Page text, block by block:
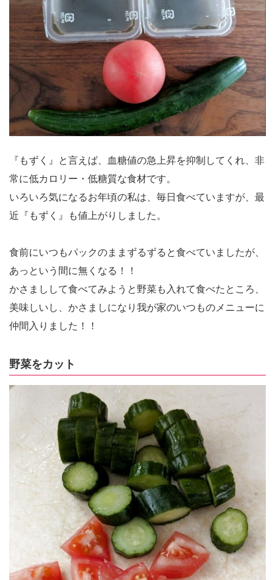
『もずく』と言えば、血糖値の急上昇を抑制してくれ、非
常に低カロリー・低糖質な食材です。
いろいろ気になるお年頃の私は、毎日食べていますが、最
近『もずく』も値上がりしました。
食前にいつもパックのままずるずると食べていましたが、
あっという間に無くなる！！
かさましして食べてみようと野菜も入れて食べたところ、
美味しいし、かさましになり我が家のいつものメニューに
仲間入りました！！
野菜をカット